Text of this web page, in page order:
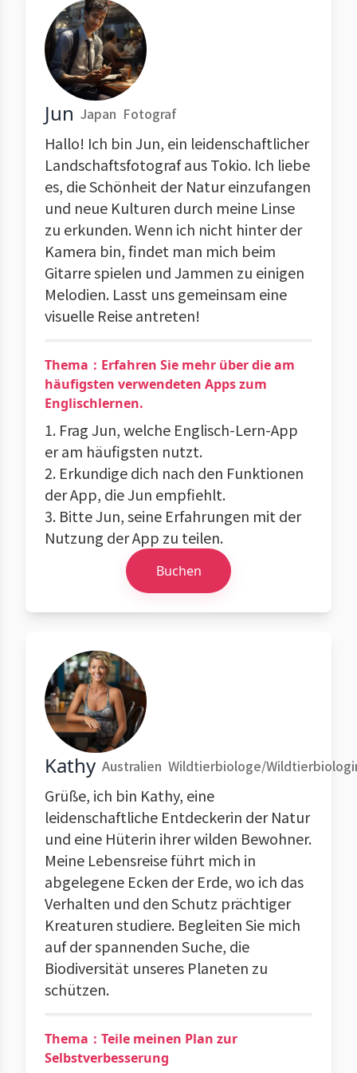
Jun Japan Fotograf
Hallo! Ich bin Jun, ein leidenschaftlicher
Landschaftsfotograf aus Tokio. Ich liebe
es, die Schönheit der Natur einzufangen
und neue Kulturen durch meine Linse
zu erkunden. Wenn ich nicht hinter der
Kamera bin, findet man mich beim
Gitarre spielen und Jammen zu einigen
Melodien. Lasst uns gemeinsam eine
visuelle Reise antreten!
Thema：Erfahren Sie mehr über die am
häufigsten verwendeten Apps zum
Englischlernen.
1. Frag Jun, welche Englisch-Lern-App
er am häufigsten nutzt.
2. Erkundige dich nach den Funktionen
der App, die Jun empfiehlt.
3. Bitte Jun, seine Erfahrungen mit der
Nutzung der App zu teilen.
Buchen
Kathy Australien Wildtierbiologe/
Grüße, ich bin Kathy, eine
leidenschaftliche Entdeckerin der Natur
und eine Hüterin ihrer wilden Bewohner.
Meine Lebensreise führt mich in
abgelegene Ecken der Erde, wo ich das
Verhalten und den Schutz prächtiger
Kreaturen studiere. Begleiten Sie mich
auf der spannenden Suche, die
Biodiversität unseres Planeten zu
schützen.
Thema：Teile meinen Plan zur
Selbstverbesserung